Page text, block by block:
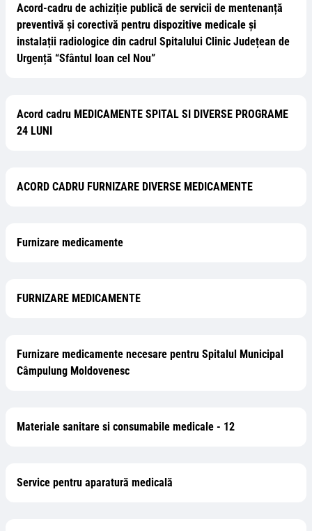
Acord-cadru de achiziție publică de servicii de mentenanță
preventivă și corectivă pentru dispozitive medicale și
instalații radiologice din cadrul Spitalului Clinic Județean de
Urgență “Sfântul Ioan cel Nou”
Acord cadru MEDICAMENTE SPITAL SI DIVERSE PROGRAME
24 LUNI
ACORD CADRU FURNIZARE DIVERSE MEDICAMENTE
Furnizare medicamente
FURNIZARE MEDICAMENTE
Furnizare medicamente necesare pentru Spitalul Municipal
Câmpulung Moldovenesc
Materiale sanitare si consumabile medicale - 12
Service pentru aparatură medicală